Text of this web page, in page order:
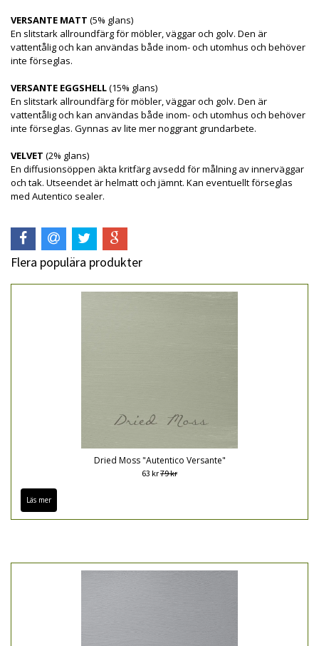
VERSANTE MATT (5% glans)
En slitstark allroundfärg för möbler, väggar och golv. Den är
vattentålig och kan användas både inom- och utomhus och behöver
inte förseglas.
VERSANTE EGGSHELL(15% glans)
En slitstark allroundfärg för möbler, väggar och golv. Den är
vattentålig och kan användas både inom- och utomhus och behöver
inte förseglas. Gynnas av lite mer noggrant grundarbete.
VELVET (2% glans)
En diffusionsöppen äkta kritfärg avsedd för målning av innerväggar
och tak. Utseendet är helmatt och jämnt. Kan eventuellt förseglas
med Autentico sealer.
Flera populära produkter
Dried Moss "Autentico Versante"
63 kr79 kr
Läs mer